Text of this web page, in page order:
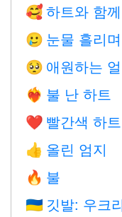
🥰 하트와 함
🥲 눈물 흘리
🥺 애원하는
❤️‍🔥 불 난 하트
❤️ 빨간색 하트
👍 올린 엄지
🔥 불
🇺🇦 깃발: 우크